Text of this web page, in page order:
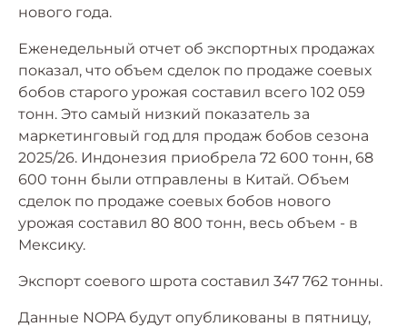
нового года.
Еженедельный отчет об экспортных продажах
показал, что объем сделок по продаже соевых
бобов старого урожая составил всего 102 059
тонн. Это самый низкий показатель за
маркетинговый год для продаж бобов сезона
2025/26. Индонезия приобрела 72 600 тонн, 68
600 тонн были отправлены в Китай. Объем
сделок по продаже соевых бобов нового
урожая составил 80 800 тонн, весь объем - в
Мексику.
Экспорт соевого шрота составил 347 762 тонны.
Данные NOPA будут опубликованы в пятницу,